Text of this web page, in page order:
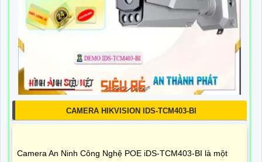
CAMERA HIKVISION IDS-TCM403-BI
Camera An Ninh Công Nghệ POE iDS-TCM403-BI là một